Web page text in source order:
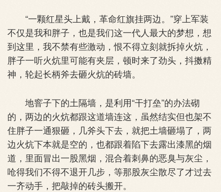
“一颗红星头上戴，革命红旗挂两边。”穿上军装
不仅是我和胖子，也是我们这一代人最大的梦想，想
到这里，我不禁有些激动，恨不得立刻就拆掉火炕，
胖子一听火炕里可能有夹层，顿时来了劲头，抖擞精
神，轮起长柄斧去砸火炕的砖墙。
地窨子下的土隔墙，是利用“干打垒”的办法砌
的，两边的火炕都跟这道墙连这，虽然结实但也架不
住胖子一通狠砸，几斧头下去，就把土墙砸塌了，两
边火炕下本就是空的，也都跟着陷下去露出漆黑的烟
道，里面冒出一股黑烟，混合着刺鼻的恶臭与灰尘，
呛得我们不得不退开几步，等那股灰尘散尽了才过去
一齐动手，把敲掉的砖头搬开。